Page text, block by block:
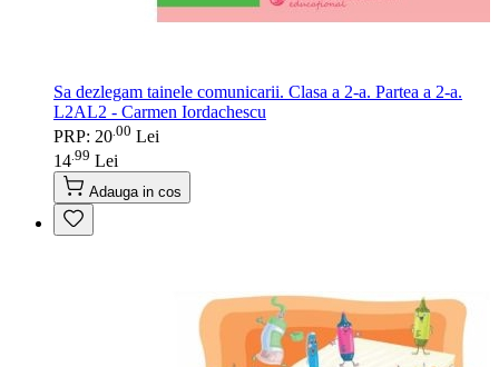
Sa dezlegam tainele comunicarii. Clasa a 2-a. Partea a 2-a.
L2AL2 - Carmen Iordachescu
PRP: 20 00 Lei
14 99 Lei
Adauga in cos